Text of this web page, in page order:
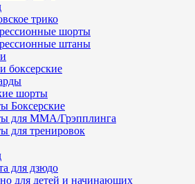
трико
шорты
штаны
боксерские
шорты
Боксерские
для ММА/Грэпплинга
для тренировок
для дзюдо
для детей и начинающих